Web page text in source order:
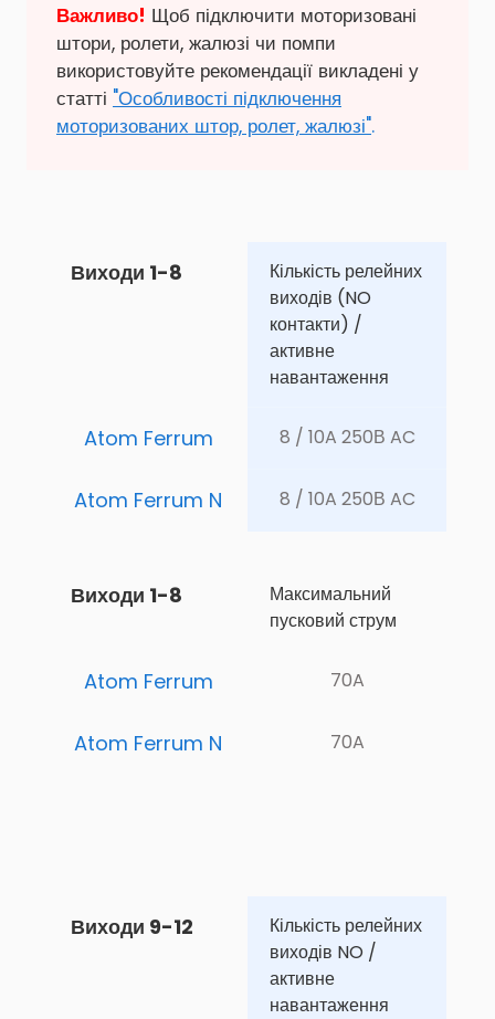
Важливо! Щоб підключити моторизовані
штори, ролети, жалюзі чи помпи
використовуйте рекомендації викладені у
статті "Особливості підключення
моторизованих штор, ролет, жалюзі".
Виходи 1-8
Кількість релейних
виходів (NO
контакти) /
активне
навантаження
Atom Ferrum 8 / 10A 250В AC
Atom Ferrum N 8 / 10A 250В AC
Виходи 1-8
Максимальний
пусковий струм
Atom Ferrum 70A
Atom Ferrum N 70A
Виходи 9-12
Кількість релейних
виходів NO /
активне
навантаження